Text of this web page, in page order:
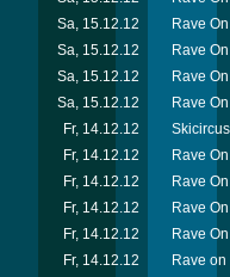
Sa, 15.12.12
Rave
Sa, 15.12.12
Rave
Sa, 15.12.12
Rave
Sa, 15.12.12
Rave
Fr, 14.12.12
Fr, 14.12.12
Rave
Fr, 14.12.12
Rave
Fr, 14.12.12
Rave
Fr, 14.12.12
Rave
Fr, 14.12.12
Rave